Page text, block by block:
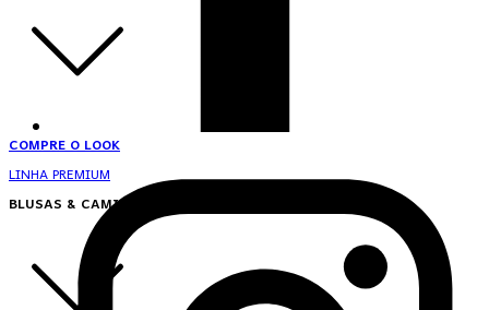
COMPRE O LOOK
LINHA PREMIUM
BLUSAS & CAMISAS